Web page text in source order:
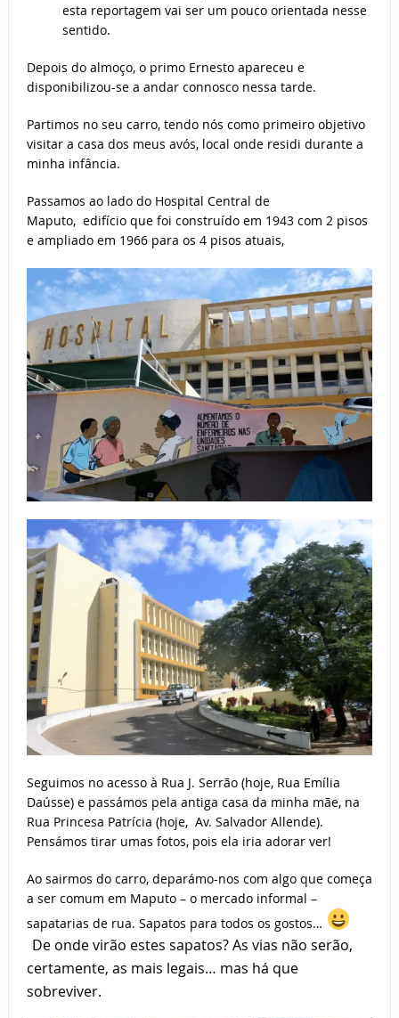
esta reportagem vai ser um pouco orientada nesse
sentido.
Depois do almoço, o primo Ernesto apareceu e
disponibilizou-se a andar connosco nessa tarde.
Partimos no seu carro, tendo nós como primeiro objetivo
visitar a casa dos meus avós, local onde residi durante a
minha infância.
Passamos ao lado do Hospital Central de
Maputo, edifício que foi construído em 1943 com 2 pisos
e ampliado em 1966 para os 4 pisos atuais,
Seguimos no acesso à Rua J. Serrão (hoje, Rua Emília
Daússe) e passámos pela antiga casa da minha mãe, na
Rua Princesa Patrícia (hoje, Av. Salvador Allende).
Pensámos tirar umas fotos, pois ela iria adorar ver!
Ao sairmos do carro, deparámo-nos com algo que começa
a ser comum em Maputo – o mercado informal –
sapatarias de rua. Sapatos para todos os gostos…
De onde virão estes sapatos? As vias não serão,
certamente, as mais legais… mas há que
sobreviver.